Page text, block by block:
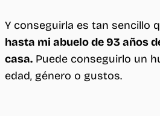
Y conseguirla es tan sencillo
hasta mi abuelo de 93 años
casa. Puede conseguirlo un
edad, género o gustos.